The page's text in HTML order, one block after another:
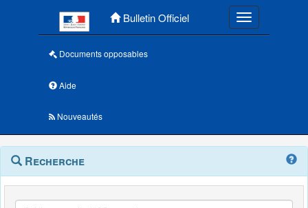
Bulletin Officiel Toggle
Documents opposables
Aide
Nouveautés
Navigation
outils
Menu
contextuel
Recherche